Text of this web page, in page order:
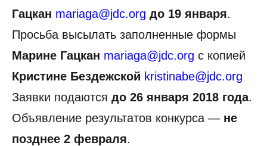
Гацкан mariaga@jdc.org до 19 января.
Просьба высылать заполненные формы
Марине Гацкан mariaga@jdc.org с копией
Кристине Бездежской kristinabe@jdc.org
Заявки подаются до 26 января 2018 года.
Объявление результатов конкурса — не
позднее 2 февраля.